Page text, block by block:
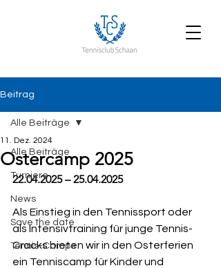
Beitrag
Alle Beiträge
Turniere
News
Save the date
Tennis-Camps
Alle Beiträge
Ostercamp 2025
11. Dez. 2024
22.04.2025 – 25.04.2025
Als Einstieg in den Tennissport oder
als Intensivtraining für junge Tennis-
Cracks bieten wir in den Osterferien
ein Tenniscamp für Kinder und